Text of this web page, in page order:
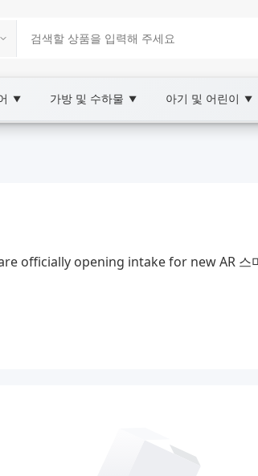
▼ 가방 및 수하물 ▼ 아기 및 어린이 ▼
Marketplace
officially opening intake for new AR